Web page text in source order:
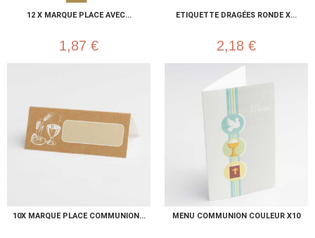
12 X MARQUE PLACE AVEC...
1,87 €
ETIQUETTE DRAGÉES RONDE X...
2,18 €
10X MARQUE PLACE COMMUNION... MENU COMMUNION COULEUR X10